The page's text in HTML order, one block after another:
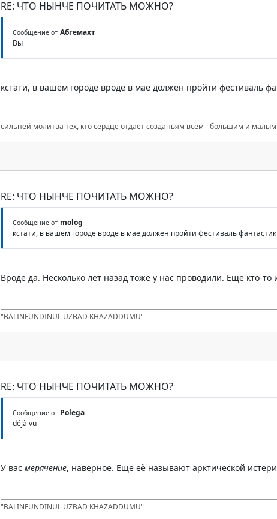
RE: ЧТО НЫНЧЕ ПОЧИТАТЬ МОЖНО?
Сообщение от Абгемахт
Вы
кстати, в вашем городе вроде в мае должен пройти фестиваль
сильней молитва тех, кто сердце отдает созданьям всем - большим и малым
RE: ЧТО НЫНЧЕ ПОЧИТАТЬ МОЖНО?
Сообщение от molog
кстати, в вашем городе вроде в мае должен пройти фестиваль
Вроде да. Несколько лет назад тоже у нас проводили. Еще кто-
"BALINFUNDINUL UZBAD KHAZADDUMU"
RE: ЧТО НЫНЧЕ ПОЧИТАТЬ МОЖНО?
Сообщение от Polega
déjà vu
У вас мерячение, наверное. Еще её называют арктической
"BALINFUNDINUL UZBAD KHAZADDUMU"